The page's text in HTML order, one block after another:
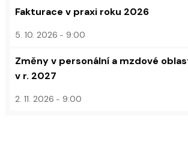
Fakturace v praxi roku 2026
5. 10. 2026 9:00
Změny v personální a mzdové
v r. 2027
2. 11. 2026 9:00